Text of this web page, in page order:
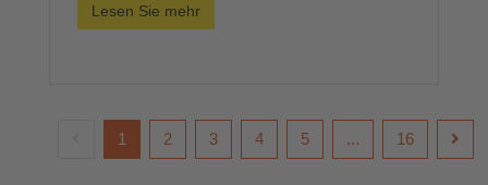
Lesen Sie mehr
1 2 3 4 5 ... 16